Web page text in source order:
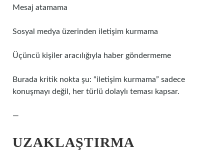
Mesaj atamama
Sosyal medya üzerinden iletişim kurmama
Üçüncü kişiler aracılığıyla haber göndermeme
Burada kritik nokta şu: “iletişim kurmama” sadece
konuşmayı değil, her türlü dolaylı teması kapsar.
—
UZAKLAŞTIRMA